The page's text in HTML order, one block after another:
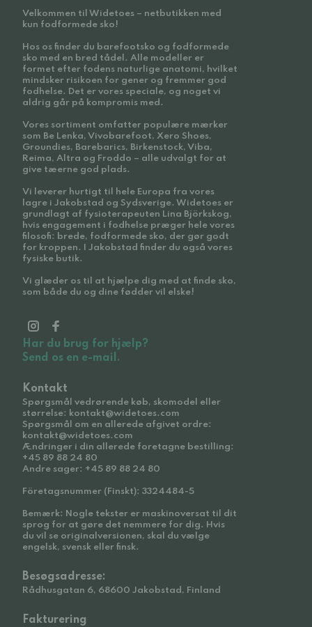
Velkommen til Widetoes – netbutikken med
kun fodformede sko!
Hos os finder du barefootsko og fodformede
sko med en bred tådel. Alle modeller er
formet efter fodens naturlige anatomi, hvilket
mindsker risikoen for gener og fremmer god
fodhelse. Det er vores speciale, og noget vi
aldrig går på kompromis med.
Vores sortiment omfatter populære mærker
som Be Lenka, Vivobarefoot, Xero Shoes,
Groundies, Barebarics, Birkenstock, Viba,
Reima, Altra og Froddo – alle udvalgt for at
give tæerne god plads.
Vi leverer hurtigt til hele Europa fra vores
lagre i Jakobstad og Sydsverige. Widetoes er
grundlagt af fysioterapeuten Lina Björkskog,
hvis engagement i fodhelse præger hele vores
filosofi: brede, fodformede sko, der gør godt
for kroppen. I Jakobstad finder du også vores
fysiske butik.
Vi glæder os til at hjælpe dig med at finde sko,
som både du og dine fødder vil elske!
Har du brug for hjælp?
Send os en e-mail.
Kontakt
Spørgsmål vedrørende køb, skomodel eller
størrelse: kontakt@widetoes.com
Spørgsmål om en allerede afgivet ordre:
kontakt@widetoes.com
Ændringer i din allerede foretagne bestilling:
+45 89 88 24 80
Andre sager: +45 89 88 24 80
Företagsnummer (Finskt): 3324484-5
Bemærk: Nogle tekster er maskinoversat til dit
sprog for at gøre det nemmere for dig. Hvis
du vil se originalversionen, skal du vælge
engelsk, svensk eller finsk.
Besøgsadresse:
Rådhusgatan 6, 68600 Jakobstad, Finland
Fakturering